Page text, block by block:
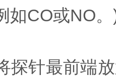
如CO或NO
针最前端放